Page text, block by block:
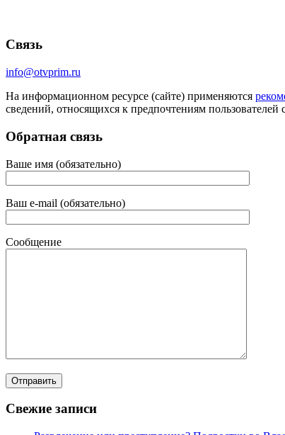
Связь
info@otvprim.ru
На информационном ресурсе (сайте) применяются
сведений, относящихся к предпочтениям
Обратная связь
Ваше имя (обязательно)
Ваш e-mail (обязательно)
Сообщение
Свежие записи